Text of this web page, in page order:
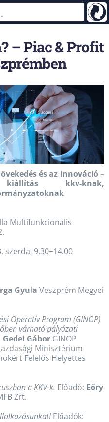
– Piac & Profit
és az innováció –
kkv-knak,
Multifunkcionális
szerda, 9.30−14.00
Gyula Veszprém Megyei
Operatív Program (GINOP)
várható pályázati
Gedei Gábor GINOP
Minisztérium
Felelős Helyettes
a KKV-k. Előadó: Eőry
Zrt.
Előadók: